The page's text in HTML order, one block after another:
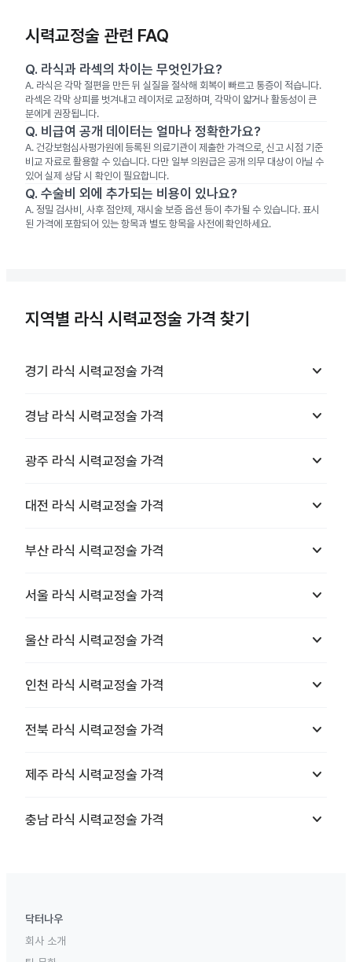
시력교정술 관련 FAQ
Q. 라식과 라섹의 차이는 무엇인가요?
A. 라식은 각막 절편을 만든 뒤 실질을 절삭해 회복이 빠르고 통증이 적습니다.
라섹은 각막 상피를 벗겨내고 레이저로 교정하며, 각막이 얇거나 활동성이 큰
분에게 권장됩니다.
Q. 비급여 공개 데이터는 얼마나 정확한가요?
A. 건강보험심사평가원에 등록된 의료기관이 제출한 가격으로, 신고 시점 기준
비교 자료로 활용할 수 있습니다. 다만 일부 의원급은 공개 의무 대상이 아닐 수
있어 실제 상담 시 확인이 필요합니다.
Q. 수술비 외에 추가되는 비용이 있나요?
A. 정밀 검사비, 사후 점안제, 재시술 보증 옵션 등이 추가될 수 있습니다. 표시
된 가격에 포함되어 있는 항목과 별도 항목을 사전에 확인하세요.
지역별 라식 시력교정술 가격 찾기
경기 라식 시력교정술 가격 keyboard_arrow_down
경남 라식 시력교정술 가격 keyboard_arrow_down
광주 라식 시력교정술 가격 keyboard_arrow_down
대전 라식 시력교정술 가격 keyboard_arrow_down
부산 라식 시력교정술 가격 keyboard_arrow_down
서울 라식 시력교정술 가격 keyboard_arrow_down
울산 라식 시력교정술 가격 keyboard_arrow_down
인천 라식 시력교정술 가격 keyboard_arrow_down
전북 라식 시력교정술 가격 keyboard_arrow_down
제주 라식 시력교정술 가격 keyboard_arrow_down
충남 라식 시력교정술 가격 keyboard_arrow_down
닥터나우
회사 소개